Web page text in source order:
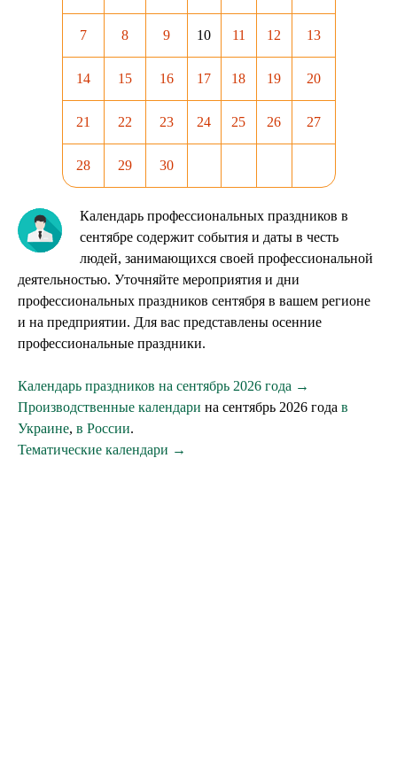
7 8 9 10 11 12 13
14 15 16 17 18 19 20
21 22 23 24 25 26 27
28 29 30
Календарь профессиональных праздников в
сентябре содержит события и даты в честь
людей, занимающихся своей профессиональной
деятельностью. Уточняйте мероприятия и дни
профессиональных праздников сентября в вашем регионе
и на предприятии. Для вас представлены осенние
профессиональные праздники.
Календарь праздников на сентябрь 2026 года →
Производственные календари на сентябрь 2026 года в
Украине, в России.
Тематические календари →